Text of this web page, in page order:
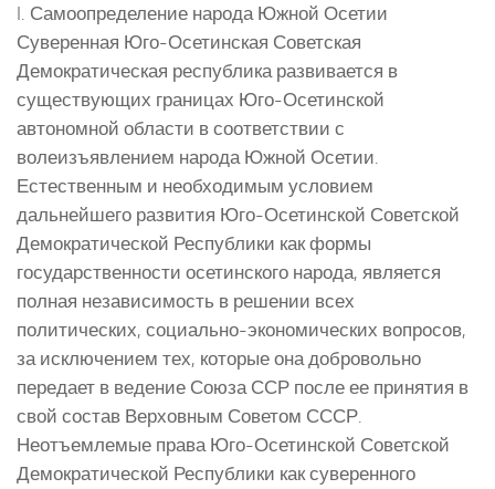
I. Самоопределение народа Южной Осетии
Суверенная Юго-Осетинская Советская
Демократическая республика развивается в
существующих границах Юго-Осетинской
автономной области в соответствии с
волеизъявлением народа Южной Осетии.
Естественным и необходимым условием
дальнейшего развития Юго-Осетинской Советской
Демократической Республики как формы
государственности осетинского народа, является
полная независимость в решении всех
политических, социально-экономических вопросов,
за исключением тех, которые она добровольно
передает в ведение Союза ССР после ее принятия в
свой состав Верховным Советом СССР.
Неотъемлемые права Юго-Осетинской Советской
Демократической Республики как суверенного